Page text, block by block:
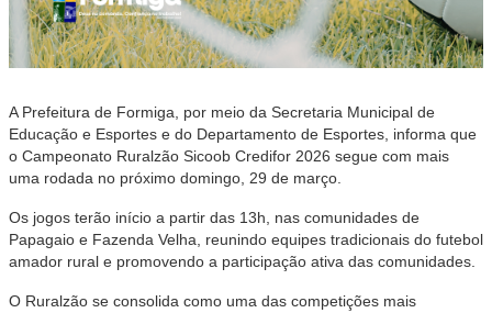
A Prefeitura de Formiga, por meio da Secretaria Municipal de
Educação e Esportes e do Departamento de Esportes, informa que
o Campeonato Ruralzão Sicoob Credifor 2026 segue com mais
uma rodada no próximo domingo, 29 de março.
Os jogos terão início a partir das 13h, nas comunidades de
Papagaio e Fazenda Velha, reunindo equipes tradicionais do futebol
amador rural e promovendo a participação ativa das comunidades.
O Ruralzão se consolida como uma das competições mais